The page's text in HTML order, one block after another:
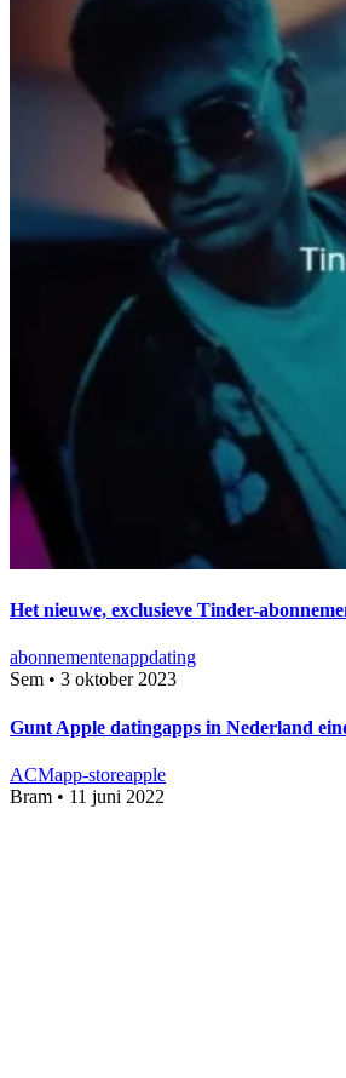
Het nieuwe, exclusieve Tinder-
abonnementenappdating
Sem • 3 oktober 2023
Gunt Apple datingapps in Nederland
ACMapp-storeapple
Bram • 11 juni 2022